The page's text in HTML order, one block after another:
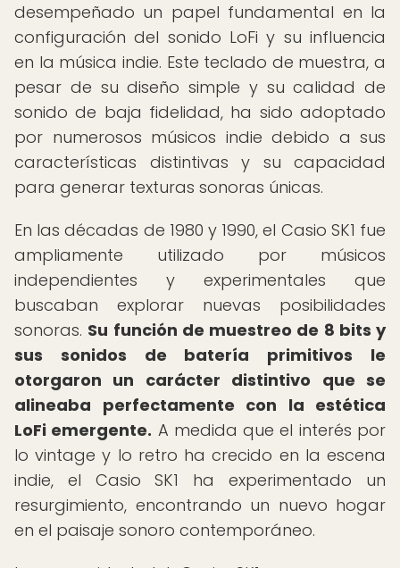
desempeñado un papel fundamental en la
configuración del sonido LoFi y su influencia
en la música indie. Este teclado de muestra, a
pesar de su diseño simple y su calidad de
sonido de baja fidelidad, ha sido adoptado
por numerosos músicos indie debido a sus
características distintivas y su capacidad
para generar texturas sonoras únicas.
En las décadas de 1980 y 1990, el Casio SK1 fue
ampliamente utilizado por músicos
independientes y experimentales que
buscaban explorar nuevas posibilidades
sonoras. Su función de muestreo de 8 bits y
sus sonidos de batería primitivos le
otorgaron un carácter distintivo que se
alineaba perfectamente con la estética
LoFi emergente. A medida que el interés por
lo vintage y lo retro ha crecido en la escena
indie, el Casio SK1 ha experimentado un
resurgimiento, encontrando un nuevo hogar
en el paisaje sonoro contemporáneo.